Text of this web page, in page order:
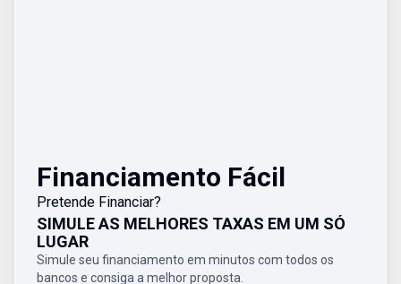
Financiamento Fácil
Pretende Financiar?
SIMULE AS MELHORES TAXAS EM UM SÓ
LUGAR
Simule seu financiamento em minutos com todos os
bancos e consiga a melhor proposta.